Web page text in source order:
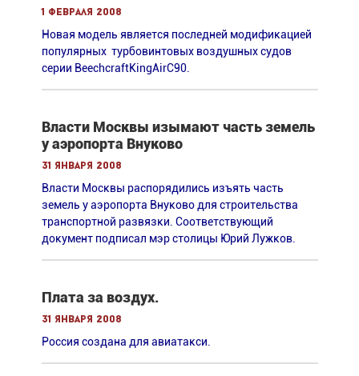
1 февраля 2008
Новая модель является последней модификацией
популярных турбовинтовых воздушных судов
серии BeechcraftKingAirC90.
Власти Москвы изымают часть земель
у аэропорта Внуково
31 января 2008
Власти Москвы распорядились изъять часть
земель у аэропорта Внуково для строительства
транспортной развязки. Cоответствующий
документ подписал мэр столицы Юрий Лужков.
Плата за воздух.
31 января 2008
Россия создана для авиатакси.